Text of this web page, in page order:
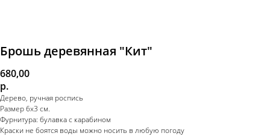
Брошь деревянная "Кит"
680,00
р.
Дерево, ручная роспись
Размер 6х3 см.
Фурнитура: булавка с карабином
Краски не боятся воды можно носить в любую погоду